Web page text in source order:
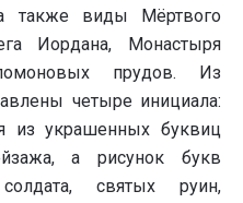
также виды Мёртвого
Иордана, Монастыря
прудов. Из
четыре инициала:
украшенных буквиц
а рисунок букв
святых руин,